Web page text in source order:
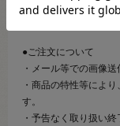
●ご注文について
・メール等での画像
・商品の特性等によ
す。
・予告なく取り扱い